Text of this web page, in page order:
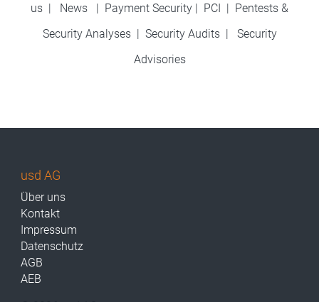
us | News | Payment Security | PCI | Pentests &
Security Analyses | Security Audits| Security
Advisories
usd AG
Über uns
Kontakt
Impressum
Datenschutz
AGB
AEB